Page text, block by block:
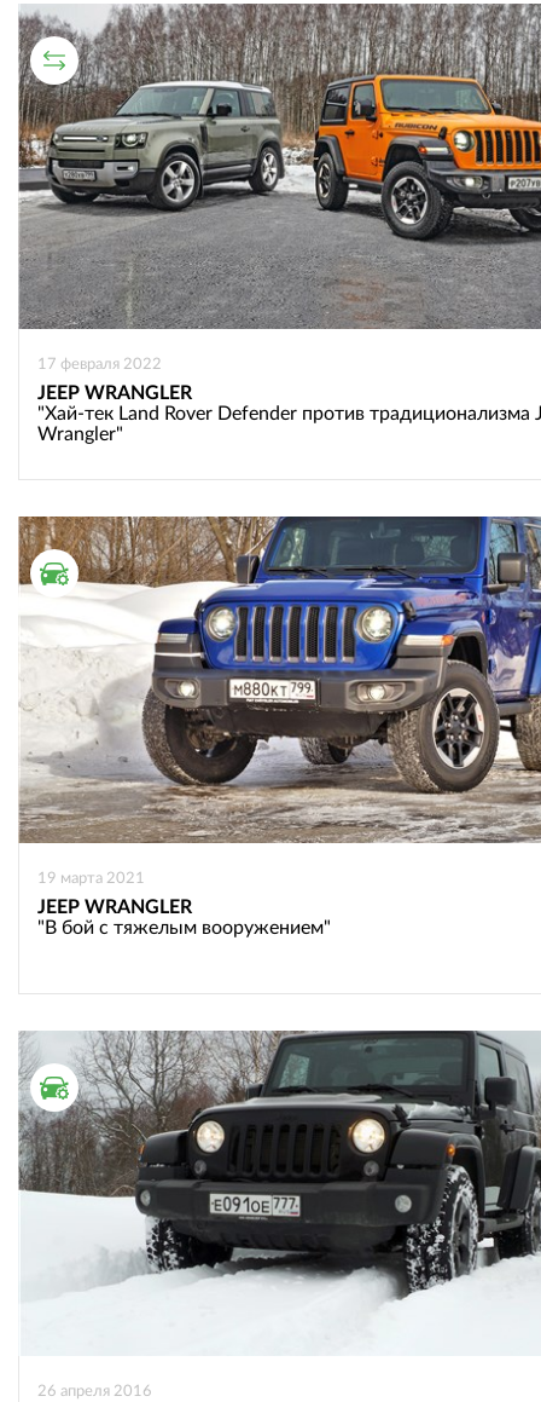
СРАВНИТЕЛЬНЫЙ ТЕСТ
17 февраля 2022
JEEP WRANGLER
"Хай-тек Land Rover Defender против традиционализма
Wrangler"
ТЕСТ ДРАЙВ
19 марта 2021
JEEP WRANGLER
"В бой с тяжелым вооружением"
ТЕСТ ДРАЙВ
26 апреля 2016